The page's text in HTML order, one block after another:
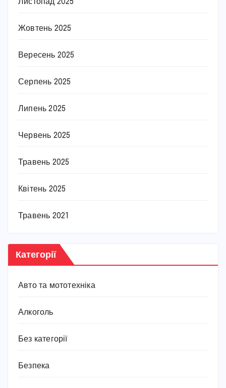
Жовтень 2025
Вересень 2025
Серпень 2025
Липень 2025
Червень 2025
Травень 2025
Квітень 2025
Травень 2021
Категорії
Авто та мототехніка
Алкоголь
Без категорії
Безпека